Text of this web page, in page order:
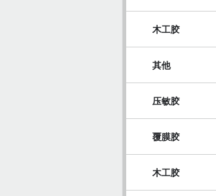
木工胶
其他
压敏胶
覆膜胶
木工胶